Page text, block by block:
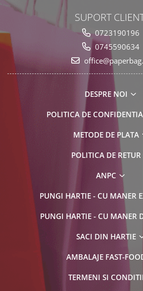
SUPORT
0723190196
0745590634
DESPRE NOI
POLITICA DE
METODE DE PLATA
POLITICA DE RETUR
ANPC
PUNGI HARTIE - CU MANER
PUNGI HARTIE - CU MANER
SACI DIN HARTIE
AMBALAJE FAST-
TERMENI SI